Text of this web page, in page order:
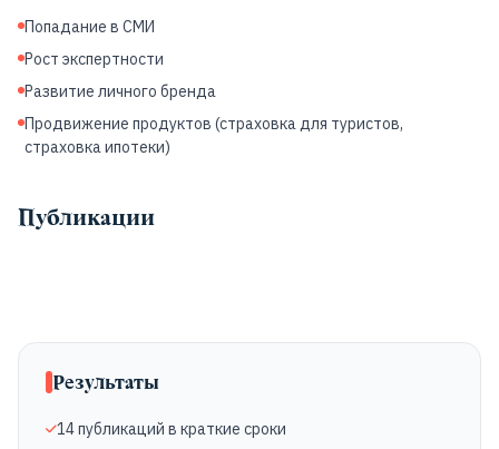
Попадание в СМИ
Рост экспертности
Развитие личного бренда
Продвижение продуктов (страховка для туристов,
страховка ипотеки)
Публикации
Результаты
14 публикаций в краткие сроки